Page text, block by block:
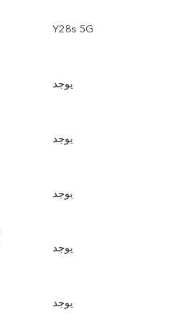
Y28s 5G
يوجد
يوجد
يوجد
يوجد
يوجد